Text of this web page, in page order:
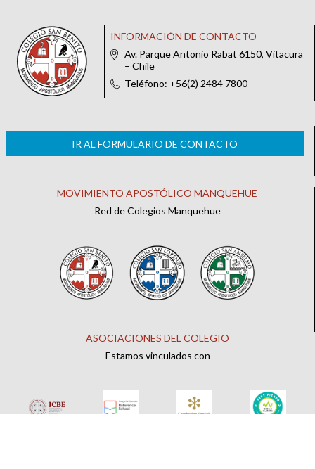
INFORMACIÓN DE CONTACTO
Av. Parque Antonio Rabat 6150, Vitacura
– Chile
Teléfono: +56(2) 2484 7800
IR AL FORMULARIO DE CONTACTO
MOVIMIENTO APOSTÓLICO MANQUEHUE
Red de Colegios Manquehue
ASOCIACIONES DEL COLEGIO
Estamos vinculados con